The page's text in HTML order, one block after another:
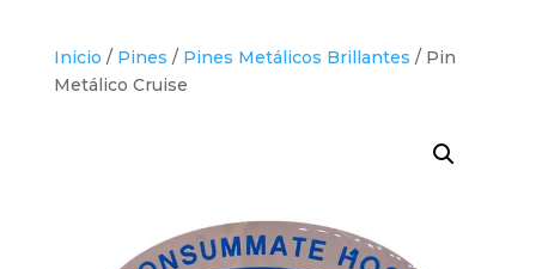
Inicio / Pines / Pines Metálicos Brillantes / Pin
Metálico Cruise